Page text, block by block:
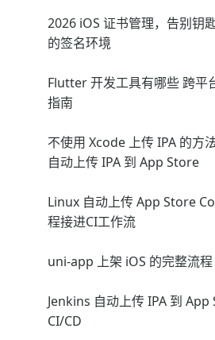
2026 iOS 证书管理，告别钥
的签名环境
Flutter 开发工具有哪些 跨平
指南
不使用 Xcode 上传 IPA 的方
自动上传 IPA 到 App Store
Linux 自动上传 App Store
程接进CI工作流
uni-app 上架 iOS 的完整流程
Jenkins 自动上传 IPA 到
CI/CD